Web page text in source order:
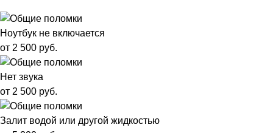
Ноутбук не включается
от 2 500 руб.
Нет звука
от 2 500 руб.
Залит водой или другой жидкостью